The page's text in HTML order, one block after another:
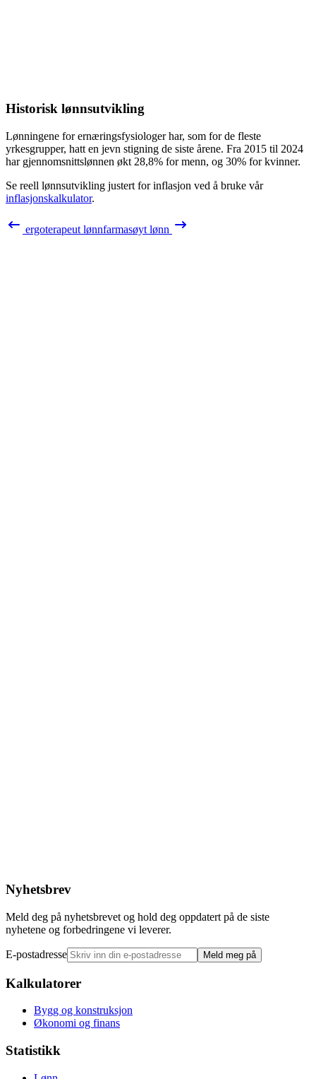
Historisk lønnsutvikling
Lønningene forernæringsfysiologerhar, som for de fleste
yrkesgrupper, hatt en jevn stigning de siste årene. Fra 2015 til 2024
har gjennomsnittslønnen økt 28,8% for menn, og 30% for kvinner.
Se reell lønnsutvikling justert for inflasjon ved å bruke vår
inflasjonskalkulator.
ergoterapeut lønnfarmasøyt lønn
Nyhetsbrev
Meld deg på nyhetsbrevet og hold deg oppdatert på de siste
nyhetene og forbedringene vi leverer.
E-postadresse Meld meg på
Kalkulatorer
Bygg og konstruksjon
Økonomi og finans
Statistikk